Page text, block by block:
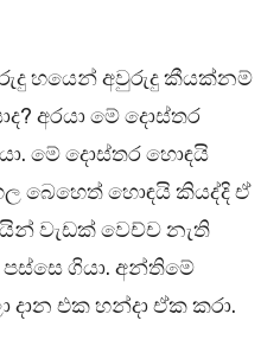
හයෙන් අවුරුදු කීයක්නම්
අරයා මේ දොස්තර
මේ දොස්තර හොඳයි
බෙහෙත් හොඳයි කියද්දි ඒ
වැඩක් වෙච්ච නැති
ගියා. අන්තිමේ
එක හන්දා ඒක කරා.